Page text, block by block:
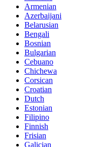
Armenian
Azerbaijani
Belarusian
Bengali
Bosnian
Bulgarian
Cebuano
Chichewa
Corsican
Croatian
Dutch
Estonian
Filipino
Finnish
Frisian
Galician